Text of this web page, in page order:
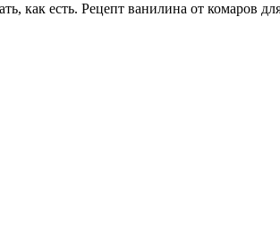
как есть. Рецепт ванилина от комаров